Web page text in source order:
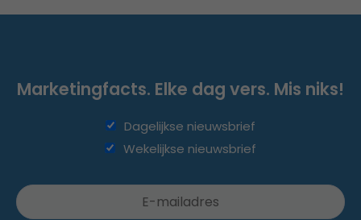
Marketingfacts. Elke dag vers. Mis niks!
Dagelijkse nieuwsbrief
Wekelijkse nieuwsbrief